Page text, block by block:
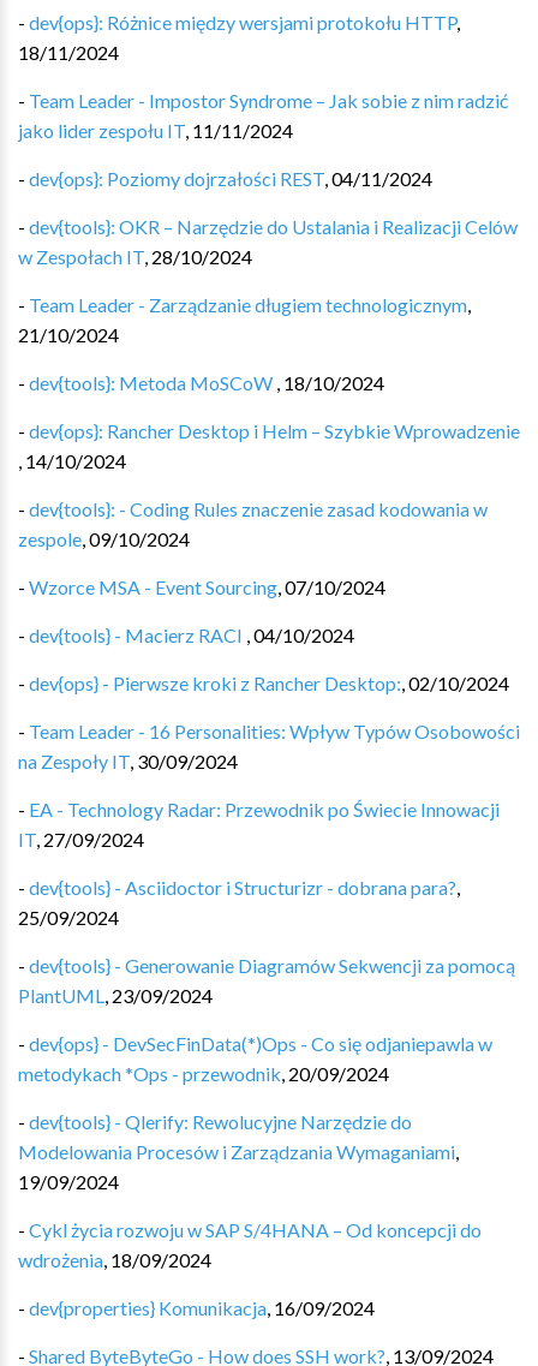
- dev{ops}: Różnice między wersjami protokołu HTTP,
18/11/2024
- Team Leader - Impostor Syndrome – Jak sobie z nim radzić
jako lider zespołu IT, 11/11/2024
- dev{ops}: Poziomy dojrzałości REST,04/11/2024
- dev{tools}: OKR – Narzędzie do Ustalania i Realizacji Celów
w Zespołach IT, 28/10/2024
- Team Leader - Zarządzanie długiem technologicznym,
21/10/2024
- dev{tools}: Metoda MoSCoW , 18/10/2024
- dev{ops}: Rancher Desktop i Helm – Szybkie Wprowadzenie
, 14/10/2024
- dev{tools}: - Coding Rules znaczenie zasad kodowania w
zespole,09/10/2024
- Wzorce MSA - Event Sourcing,07/10/2024
- dev{tools} - Macierz RACI ,04/10/2024
- dev{ops} - Pierwsze kroki z Rancher Desktop:,02/10/2024
- Team Leader - 16 Personalities: Wpływ Typów Osobowości
na Zespoły IT, 30/09/2024
- EA - Technology Radar: Przewodnik po Świecie Innowacji
IT, 27/09/2024
- dev{tools} - Asciidoctor i Structurizr - dobrana para?,
25/09/2024
- dev{tools} - Generowanie Diagramów Sekwencji za pomocą
PlantUML, 23/09/2024
- dev{ops} - DevSecFinData(*)Ops - Co się odjaniepawla w
metodykach *Ops - przewodnik, 20/09/2024
- dev{tools} - Qlerify: Rewolucyjne Narzędzie do
Modelowania Procesów i Zarządzania Wymaganiami,
19/09/2024
- Cykl życia rozwoju w SAP S/4HANA – Od koncepcji do
wdrożenia, 18/09/2024
- dev{properties} Komunikacja, 16/09/2024
- Shared ByteByteGo - How does SSH work?, 13/09/2024